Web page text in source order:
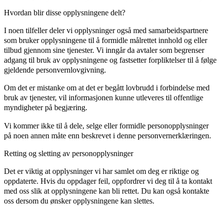
Hvordan blir disse opplysningene delt?
I noen tilfeller deler vi opplysninger også med samarbeidspartnere
som bruker opplysningene til å formidle målrettet innhold og eller
tilbud gjennom sine tjenester. Vi inngår da avtaler som begrenser
adgang til bruk av opplysningene og fastsetter forpliktelser til å følge
gjeldende personvernlovgivning.
Om det er mistanke om at det er begått lovbrudd i forbindelse med
bruk av tjenester, vil informasjonen kunne utleveres til offentlige
myndigheter på begjæring.
Vi kommer ikke til å dele, selge eller formidle personopplysninger
på noen annen måte enn beskrevet i denne personvernerklæringen.
Retting og sletting av personopplysninger
Det er viktig at opplysninger vi har samlet om deg er riktige og
oppdaterte. Hvis du oppdager feil, oppfordrer vi deg til å ta kontakt
med oss slik at opplysningene kan bli rettet. Du kan også kontakte
oss dersom du ønsker opplysningene kan slettes.